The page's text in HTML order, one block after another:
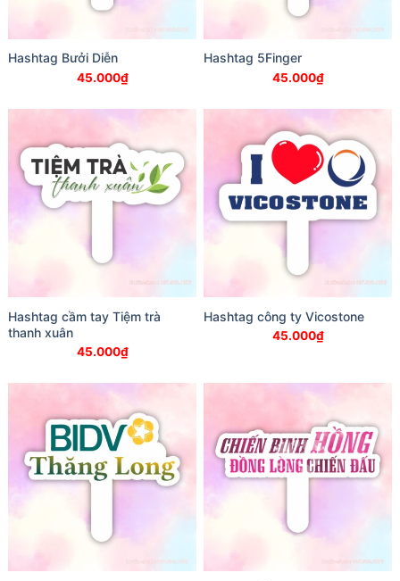
Hashtag Bưởi Diễn
45.000₫
Hashtag 5Finger
45.000₫
Hashtag cầm tay Tiệm trà
thanh xuân
45.000₫
Hashtag công ty Vicostone
45.000₫